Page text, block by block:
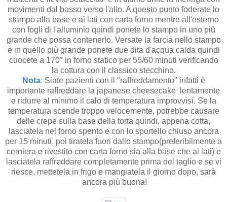
movimenti dal basso verso l'alto. A questo punto foderate lo
stampo alla base e ai lati con carta forno mentre all'esterno
con fogli di l'alluminio quindi ponete lo stampo in uno più
grande che possa contenerlo. Versate la farcia nello stampo
e in quello più grande ponete due dita d'acqua calda quindi
cuocete a 170° in forno statico per 55/60 minuti verificando
la cottura con il classico stecchino.
Nota: Siate pazienti con il "raffreddamento" infatti è
importante raffreddare la japanese cheesecake
lentamente
e ridurre al minimo il calo di temperatura improvvisi. Se la
temperatura scende troppo velocemente, potrebbe causare
delle crepe sulla base della torta quindi, appena cotta,
lasciatela nel forno spento e con lo sportello chiuso ancora
per 15 minuti, poi tiratela fuori dallo stampo(preferibilmente a
cerniera e rivestito con carta forno sia alla base che ai lati) e
lasciatela raffreddare completamente prima del taglio e se vi
riesce, mettetela in frigo e mangiatela il giorno dopo, sarà
ancora più buona!